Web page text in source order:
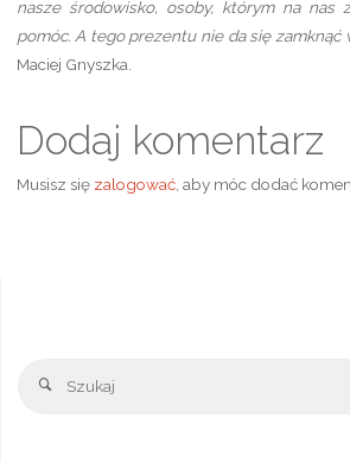
nasze środowisko, osoby, którym na nas
pomóc. A tego prezentu nie da się zamknąć
Maciej Gnyszka.
Dodaj komentarz
Musisz się zalogować, aby móc dodać
Szukaj